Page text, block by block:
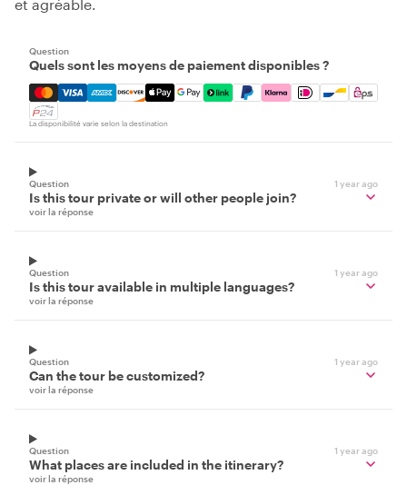
et agréable.
Question
Quels sont les moyens de paiement disponibles ?
Mastercard, Visa, Amex, Discover, Apple Pay, Google
La disponibilité varie selon la destination
Question 1 year ago
Is this tour private or will other people join?
voir la réponse
Question 1 year ago
Is this tour available in multiple languages?
voir la réponse
Question 1 year ago
Can the tour be customized?
voir la réponse
Question 1 year ago
What places are included in the itinerary?
voir la réponse